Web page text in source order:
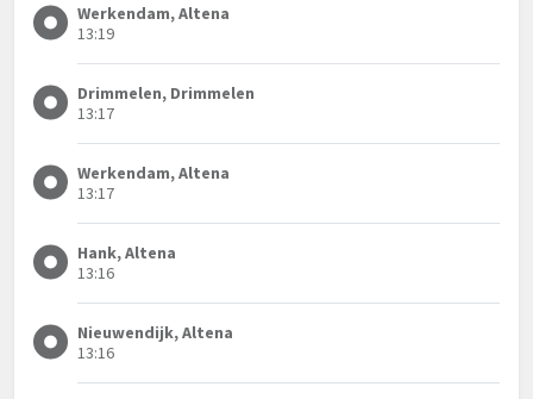
Werkendam, Altena
13:19
Drimmelen, Drimmelen
13:17
Werkendam, Altena
13:17
Hank, Altena
13:16
Nieuwendijk, Altena
13:16